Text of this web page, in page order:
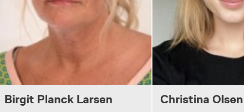
Birgit Planck Larsen Christina Olsen